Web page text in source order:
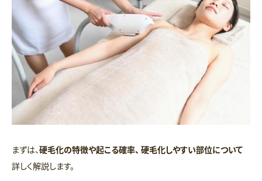
まずは、硬毛化の特徴や起こる確率、 硬毛化しやすい部位について
詳しく解説します。